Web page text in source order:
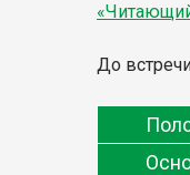
До